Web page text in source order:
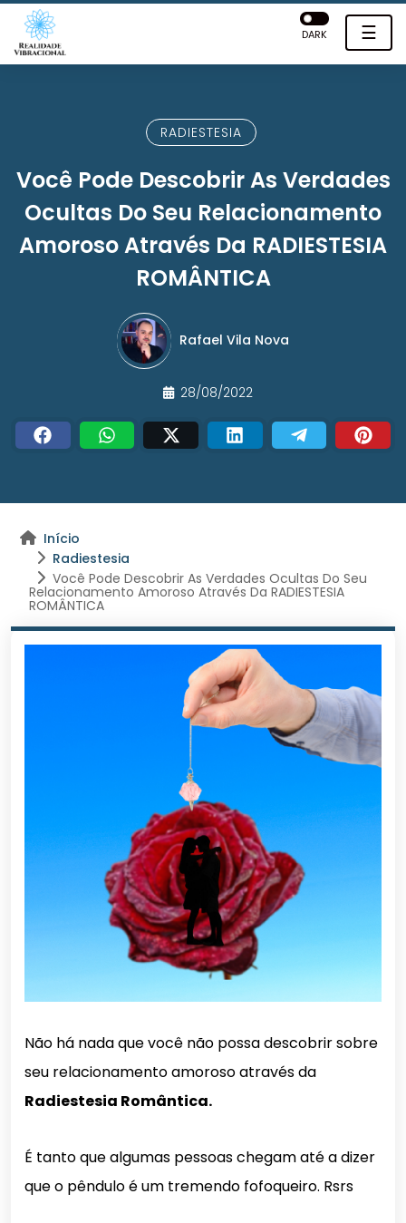
☰
DARK
RADIESTESIA
Você Pode Descobrir As Verdades
Ocultas Do Seu Relacionamento
Amoroso Através Da RADIESTESIA
ROMÂNTICA
Rafael Vila Nova
28/08/2022
Início
Radiestesia
Você Pode Descobrir As Verdades Ocultas Do Seu
Relacionamento Amoroso Através Da RADIESTESIA
ROMÂNTICA
Não há nada que você não possa descobrir sobre
seu relacionamento amoroso através da
Radiestesia Romântica.
É tanto que algumas pessoas chegam até a dizer
que o pêndulo é um tremendo fofoqueiro. Rsrs